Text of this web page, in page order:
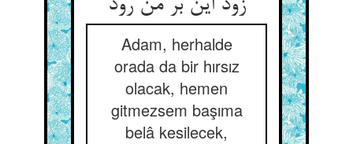
زود این بر من رود
Adam, herhalde
orada da bir hırsız
olacak, hemen
gitmezsem başıma
belâ kesilecek,